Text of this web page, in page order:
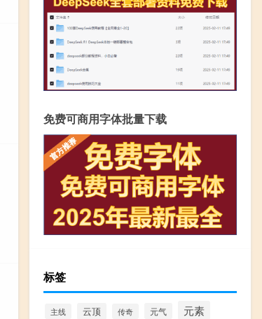
免费可商用字体批量下载
标签
主线 云顶 传奇 元气 元素